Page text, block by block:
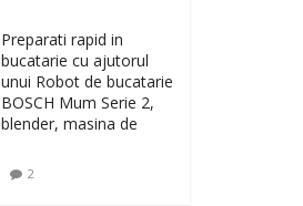
Preparati rapid in
bucatarie cu ajutorul
unui Robot de bucatarie
BOSCH Mum Serie 2,
blender, masina de
2